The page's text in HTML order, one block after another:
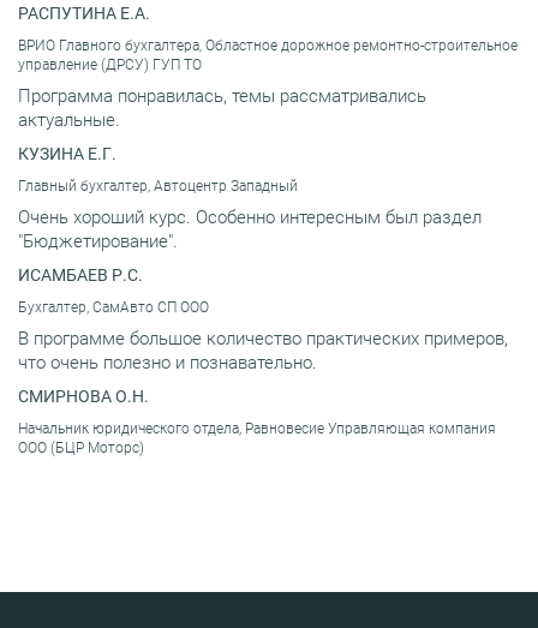
РАСПУТИНА Е.А.
ВРИО Главного бухгалтера, Областное дорожное ремонтно-строительное
управление (ДРСУ) ГУП ТО
Программа понравилась, темы рассматривались
актуальные.
КУЗИНА Е.Г.
Главный бухгалтер, Автоцентр Западный
Очень хороший курс. Особенно интересным был раздел
"Бюджетирование".
ИСАМБАЕВ Р.С.
Бухгалтер, СамАвто СП ООО
В программе большое количество практических примеров,
что очень полезно и познавательно.
СМИРНОВА О.Н.
Начальник юридического отдела, Равновесие Управляющая компания
ООО (БЦР Моторс)